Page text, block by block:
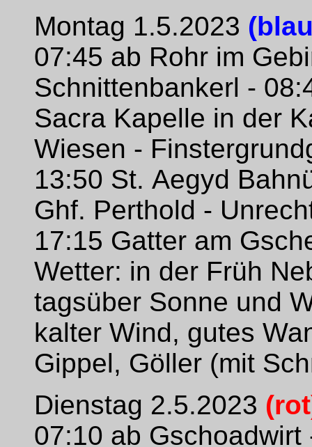
Montag 1.5.2023
07:45 ab Rohr im
Schnittenbankerl -
Sacra Kapelle in der
Wiesen -
13:50 St. Aegyd
Ghf. Perthold -
17:15 Gatter am
Wetter: in der Früh
tagsüber Sonne und
kalter Wind, gutes
Gippel, Göller (mit
Dienstag 2.5.2023
07:10 ab